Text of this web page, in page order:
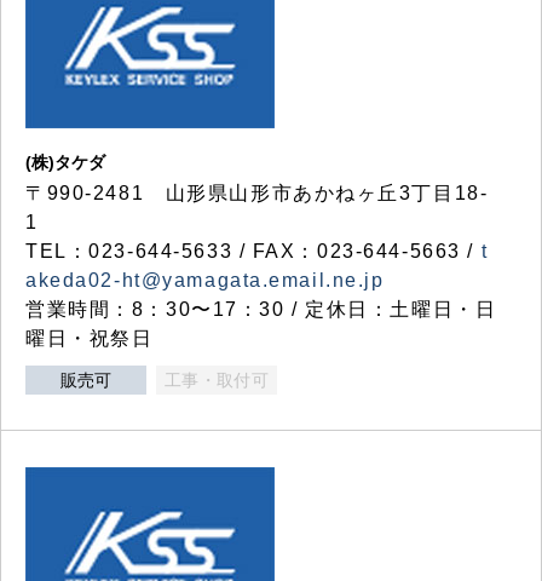
(株)タケダ
〒990-2481 山形県山形市あかねヶ丘3丁目18-
1
TEL：023-644-5633 / FAX：023-644-5663 / t
akeda02-ht@yamagata.email.ne.jp
営業時間：8：30〜17：30 / 定休日：土曜日・日
曜日・祝祭日
販売可 工事・取付可